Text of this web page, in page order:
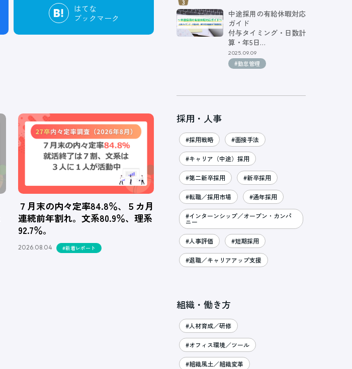
はてな
ブックマーク
７月末の内々定率84.8％、５カ月
連続前年割れ。文系80.9％、理系
92.7％。
2026.08.04 #新着レポート
中途採用の有給休暇対応
ガイド
付与タイミング・日数計
算・年5日…
2025.09.09
#勤怠管理
採用・人事
#採用戦略 #面接手法
#キャリア（中途）採用
#第二新卒採用 #新卒採用
#転職／採用市場 #通年採用
#インターンシップ／オープン・カンパ
ニー
#人事評価 #短期採用
#退職／キャリアアップ支援
組織・働き方
#人材育成／研修
#オフィス環境／ツール
#組織風土／組織変革